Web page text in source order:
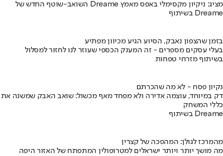
השואב-שוטף החדש של Dreame מציג: ניקיון מקסימלי באפס מאמץ
בשיתוף Dreame
בזמן שהצפון נאבק, הסיוע הגיע מכיוון מפתיע
בעלי עסקים מספרים - זה המענק הכספי שעוזר לנו לחזור למסלול
בשיתוף מזרחי טפחות
נקיון פסח - לא מה שהכרתם
דק במיוחד, עוצמה אדירה ולא מפחד מאף מכשול: שואב האבק שמשנה את
כללי המשחק
בשיתוף Dreame
מהמרכז לגולן: המהפכה של קצרין
מה מושך יותר ויותר ישראלים למטרופולין המתפתח של האזור היפה